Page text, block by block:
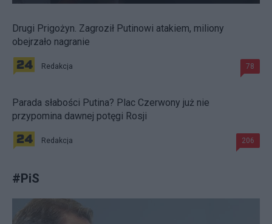
Drugi Prigożyn. Zagroził Putinowi atakiem, miliony
obejrzało nagranie
Redakcja 78
Parada słabości Putina? Plac Czerwony już nie
przypomina dawnej potęgi Rosji
Redakcja 206
#PiS